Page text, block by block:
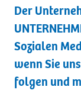
Verband
Kontakt
Der
Sozialen
wenn Sie
folgen und